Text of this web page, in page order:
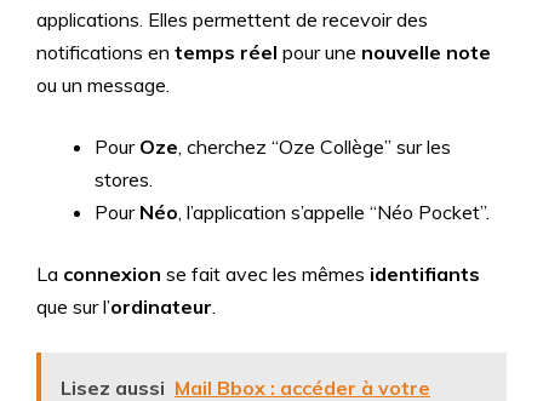
applications. Elles permettent de recevoir des
notifications en temps réel pour une nouvelle note
ou un message.
Pour Oze, cherchez “Oze Collège” sur les
stores.
Pour Néo, l’application s’appelle “Néo Pocket”.
La connexion se fait avec les mêmes identifiants
que sur l’ordinateur.
Lisez aussi Mail Bbox : accéder à votre